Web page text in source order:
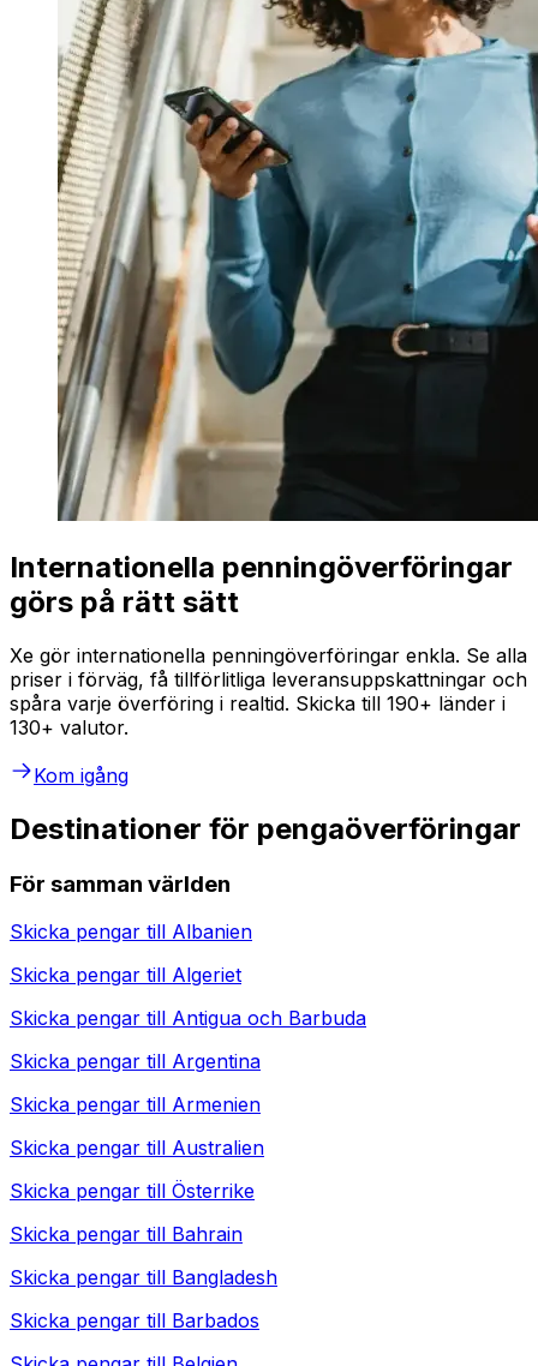
Internationella penningöverföringar
görs på rätt sätt
Xe gör internationella penningöverföringar enkla. Se alla
priser i förväg, få tillförlitliga leveransuppskattningar och
spåra varje överföring i realtid. Skicka till 190+ länder i
130+ valutor.
Kom igång
Destinationer för pengaöverföringar
För samman världen
Skicka pengar till Albanien
Skicka pengar till Algeriet
Skicka pengar till Antigua och Barbuda
Skicka pengar till Argentina
Skicka pengar till Armenien
Skicka pengar till Australien
Skicka pengar till Österrike
Skicka pengar till Bahrain
Skicka pengar till Bangladesh
Skicka pengar till Barbados